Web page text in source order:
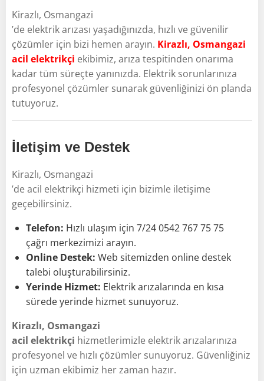
Kirazlı, Osmangazi
’de elektrik arızası yaşadığınızda, hızlı ve güvenilir
çözümler için bizi hemen arayın. Kirazlı, Osmangazi
acil elektrikçi ekibimiz, arıza tespitinden onarıma
kadar tüm süreçte yanınızda. Elektrik sorunlarınıza
profesyonel çözümler sunarak güvenliğinizi ön planda
tutuyoruz.
İletişim ve Destek
Kirazlı, Osmangazi
’de acil elektrikçi hizmeti için bizimle iletişime
geçebilirsiniz.
Telefon: Hızlı ulaşım için 7/24 0542 767 75 75
çağrı merkezimizi arayın.
Online Destek: Web sitemizden online destek
talebi oluşturabilirsiniz.
Yerinde Hizmet: Elektrik arızalarında en kısa
sürede yerinde hizmet sunuyoruz.
Kirazlı, Osmangazi
acil elektrikçi hizmetlerimizle elektrik arızalarınıza
profesyonel ve hızlı çözümler sunuyoruz. Güvenliğiniz
için uzman ekibimiz her zaman hazır.